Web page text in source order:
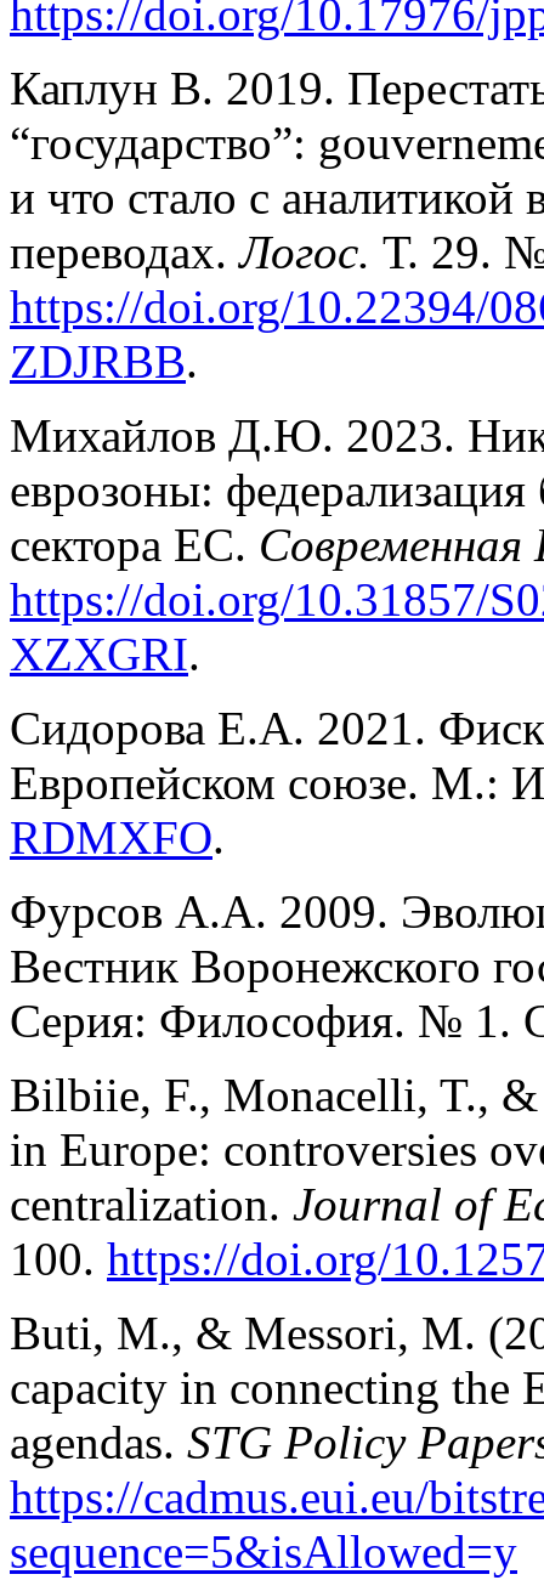
https://doi.org/10.17976/
Каплун В. 2019.
“государство”:
и что стало с
переводах.Логос. Т. 29.
https://doi.org/10.22394/
ZDJRBB.
Михайлов Д.Ю. 2023.
еврозоны:
сектора ЕС. Современная
https://doi.org/10.31857/
XZXGRI.
Сидорова Е.А. 2021.
Европейском союзе.
RDMXFO.
Фурсов А.А. 2009.
Вестник Воронежского
Серия: Философия. № 1.
Bilbiie, F., Monacelli, T.,
in Europe: controversies
centralization. Journal of
100. https://doi.org/
Buti, M., & Messori, M.
capacity in connecting the
agendas. STG Policy
https://cadmus.eui.eu/
sequence=5&isAllowed=y